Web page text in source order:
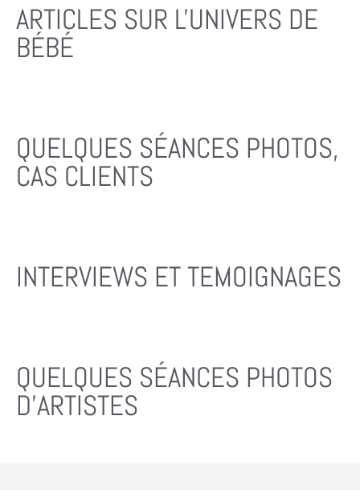
ARTICLES SUR L'UNIVERS DE
BÉBÉ
QUELQUES SÉANCES PHOTOS,
CAS CLIENTS
INTERVIEWS ET TEMOIGNAGES
QUELQUES SÉANCES PHOTOS
D'ARTISTES